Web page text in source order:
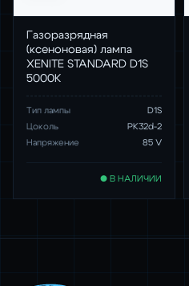
Газоразрядная
(ксеноновая) лампа
XENITE STANDARD D1S
5000K
Тип лампы
D1S
Цоколь
PK32d-2
Напряжение
85 V
● В НАЛИЧИИ